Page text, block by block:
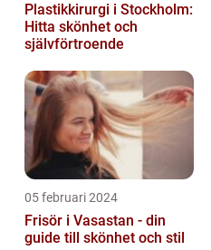
Plastikkirurgi i Stockholm:
Hitta skönhet och
självförtroende
05 februari 2024
Frisör i Vasastan - din
guide till skönhet och stil